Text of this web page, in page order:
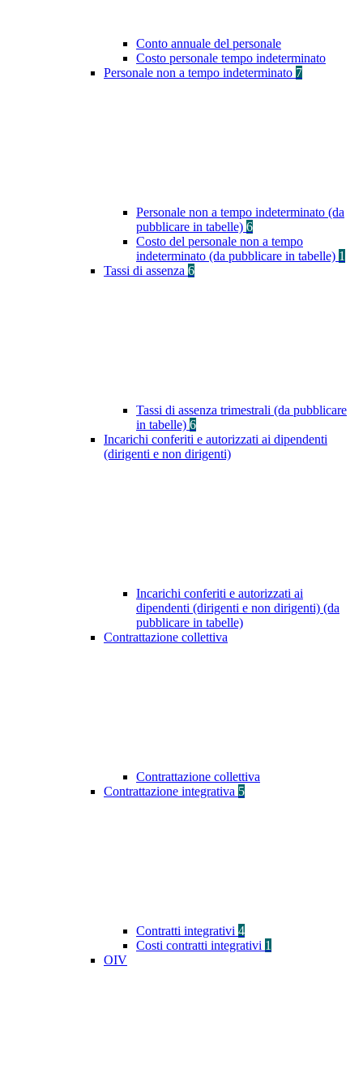
Conto annuale del personale
Costo personale tempo indeterminato
Personale non a tempo indeterminato 7
Personale non a tempo indeterminato (da
pubblicare in tabelle) 6
Costo del personale non a tempo
indeterminato (da pubblicare in tabelle) 1
Tassi di assenza 6
Tassi di assenza trimestrali (da pubblicare
in tabelle) 6
Incarichi conferiti e autorizzati ai dipendenti
(dirigenti e non dirigenti)
Incarichi conferiti e autorizzati ai
dipendenti (dirigenti e non dirigenti) (da
pubblicare in tabelle)
Contrattazione collettiva
Contrattazione collettiva
Contrattazione integrativa 5
Contratti integrativi 4
Costi contratti integrativi 1
OIV